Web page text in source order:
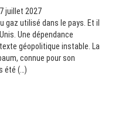
juillet 2027
gaz utilisé dans le pays. Et il
Une dépendance
géopolitique instable. La
connue pour son
été (…)